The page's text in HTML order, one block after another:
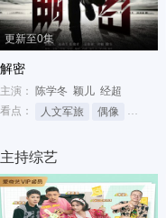
更新至0集
解密
主演： 陈学冬 颖儿 经超
看点：
人文军旅 偶像 励志
主持综艺